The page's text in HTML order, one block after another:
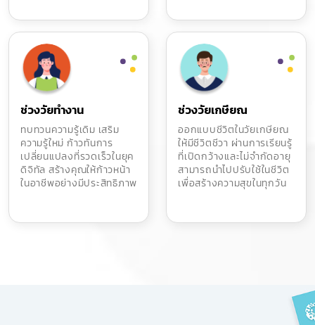
ช่วงวัยทำงาน
ทบทวนความรู้เดิม เสริม
ความรู้ใหม่ ก้าวทันการ
เปลี่ยนแปลงที่รวดเร็วในยุค
ดิจิทัล สร้างคุณให้ก้าวหน้า
ในอาชีพอย่างมีประสิทธิภาพ
ช่วงวัยเกษียณ
ออกแบบชีวิตในวัยเกษียณ
ให้มีชีวิตชีวา ผ่านการเรียนรู้
ที่เปิดกว้างและไม่จำกัดอายุ
สามารถนำไปปรับใช้ในชีวิต
เพื่อสร้างความสุขในทุกวัน